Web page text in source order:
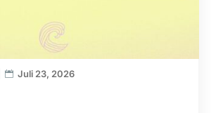
Juli 23, 2026